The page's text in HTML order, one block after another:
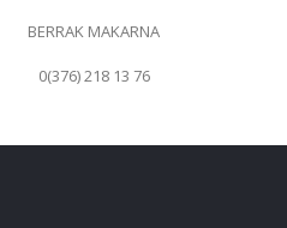
BERRAK MAKARNA
0(376) 218 13 76